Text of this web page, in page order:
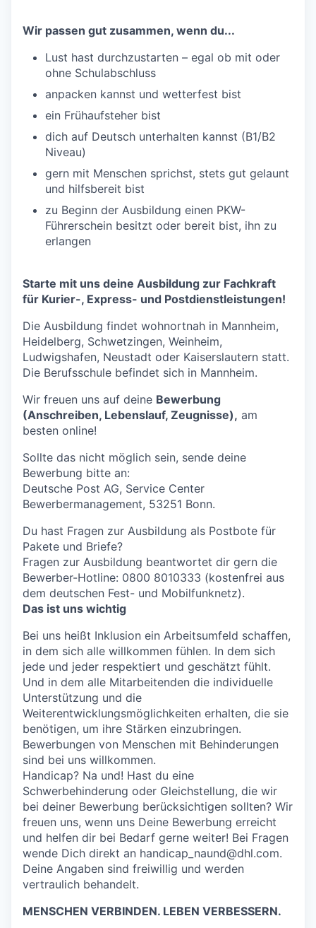
Wir passen gut zusammen, wenn du...
Lust hast durchzustarten – egal ob mit oder
ohne Schulabschluss
anpacken kannst und wetterfest bist
ein Frühaufsteher bist
dich auf Deutsch unterhalten kannst (B1/B2
Niveau)
gern mit Menschen sprichst, stets gut gelaunt
und hilfsbereit bist
zu Beginn der Ausbildung einen PKW-
Führerschein besitzt oder bereit bist, ihn zu
erlangen
Starte mit uns deine Ausbildung zur Fachkraft
für Kurier-, Express- und Postdienstleistungen!
Die Ausbildung findet wohnortnah in Mannheim,
Heidelberg, Schwetzingen, Weinheim,
Ludwigshafen, Neustadt oder Kaiserslautern statt.
Die Berufsschule befindet sich in Mannheim.
Wir freuen uns auf deine Bewerbung
(Anschreiben, Lebenslauf, Zeugnisse), am
besten online!
Sollte das nicht möglich sein, sende deine
Bewerbung bitte an:
Deutsche Post AG, Service Center
Bewerbermanagement, 53251 Bonn.
Du hast Fragen zur Ausbildung als Postbote für
Pakete und Briefe?
Fragen zur Ausbildung beantwortet dir gern die
Bewerber-Hotline: 0800 8010333 (kostenfrei aus
dem deutschen Fest- und Mobilfunknetz).
Das ist uns wichtig
Bei uns heißt Inklusion ein Arbeitsumfeld schaffen,
in dem sich alle willkommen fühlen. In dem sich
jede und jeder respektiert und geschätzt fühlt.
Und in dem alle Mitarbeitenden die individuelle
Unterstützung und die
Weiterentwicklungsmöglichkeiten erhalten, die sie
benötigen, um ihre Stärken einzubringen.
Bewerbungen von Menschen mit Behinderungen
sind bei uns willkommen.
Handicap? Na und! Hast du eine
Schwerbehinderung oder Gleichstellung, die wir
bei deiner Bewerbung berücksichtigen sollten? Wir
freuen uns, wenn uns Deine Bewerbung erreicht
und helfen dir bei Bedarf gerne weiter! Bei Fragen
wende Dich direkt an handicap_naund@dhl.com.
Deine Angaben sind freiwillig und werden
vertraulich behandelt.
MENSCHEN VERBINDEN. LEBEN VERBESSERN.